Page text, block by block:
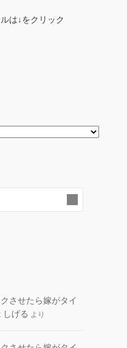
は↓をクリック
させたら嫁がタイ
しげる より